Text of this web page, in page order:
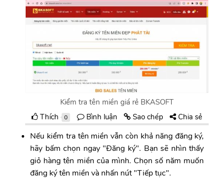
Kiểm tra tên miền giá rẻ BKASOFT
Thích 0 Bình luận Sao chép Chia sẻ
Nếu kiểm tra tên miền vẫn còn khả năng đăng ký,
hãy bấm chọn ngay "Đăng ký". Bạn sẽ nhìn thấy
giỏ hàng tên miền của mình. Chọn số năm muốn
đăng ký tên miền và nhấn nút "Tiếp tục".